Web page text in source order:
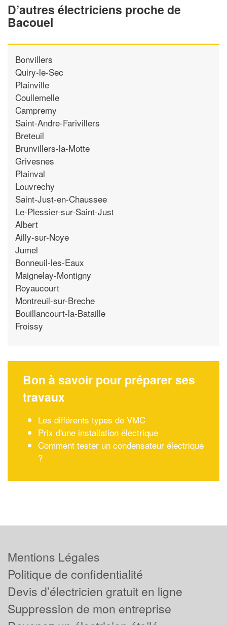
D’autres électriciens proche de
Bacouel
Bonvillers
Quiry-le-Sec
Plainville
Coullemelle
Campremy
Saint-Andre-Farivillers
Breteuil
Brunvillers-la-Motte
Grivesnes
Plainval
Louvrechy
Saint-Just-en-Chaussee
Le-Plessier-sur-Saint-Just
Albert
Ailly-sur-Noye
Jumel
Bonneuil-les-Eaux
Maignelay-Montigny
Royaucourt
Montreuil-sur-Breche
Bouillancourt-la-Bataille
Froissy
Bon à savoir pour préparer ses
travaux
Les différents types de VMC
Prix d'une installation électrique
Comment tester un condensateur électrique
?
Mentions Légales
Politique de confidentialité
Devis d’électricien gratuit en ligne
Suppression de mon entreprise